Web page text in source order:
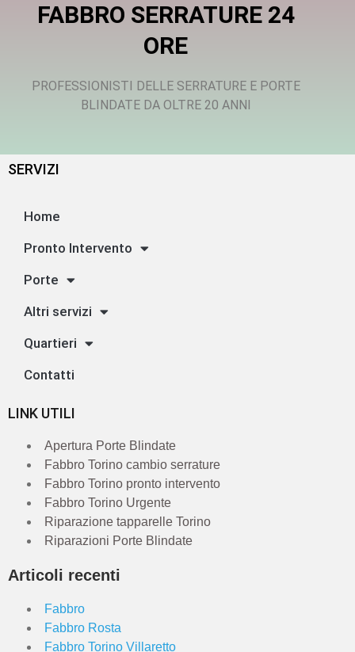
FABBRO SERRATURE 24
ORE
PROFESSIONISTI DELLE SERRATURE E PORTE
BLINDATE DA OLTRE 20 ANNI
SERVIZI
Home
Pronto Intervento
Porte
Altri servizi
Quartieri
Contatti
LINK UTILI
Apertura Porte Blindate
Fabbro Torino cambio serrature
Fabbro Torino pronto intervento
Fabbro Torino Urgente
Riparazione tapparelle Torino
Riparazioni Porte Blindate
Articoli recenti
Fabbro
Fabbro Rosta
Fabbro Torino Villaretto